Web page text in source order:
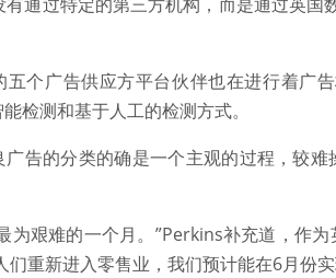
个广告供应方平台伙伴也在进行着广
检测和基于人工的检测方式。
告的分类的确是一个主观的过程，较
为艰难的一个月。”Perkins补充道，作
们重新进入零售业，我们预计能在6月份